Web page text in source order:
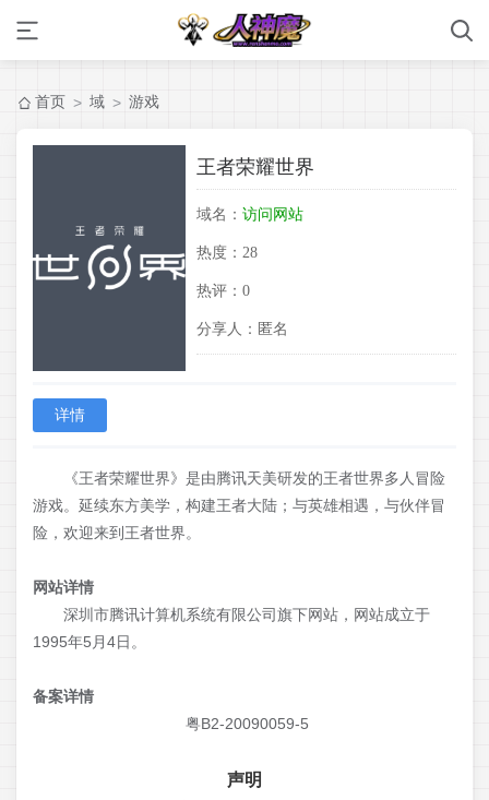
首页 > 域 > 游戏
王者荣耀世界
域名： 访问网站
热度： 28
热评： 0
分享人： 匿名
详情
《王者荣耀世界》是由腾讯天美研发的王者世界多人冒险
游戏。延续东方美学，构建王者大陆；与英雄相遇，与伙伴冒
险，欢迎来到王者世界。
网站详情
深圳市腾讯计算机系统有限公司旗下网站，网站成立于
1995年5月4日。
备案详情
粤B2-20090059-5
声明